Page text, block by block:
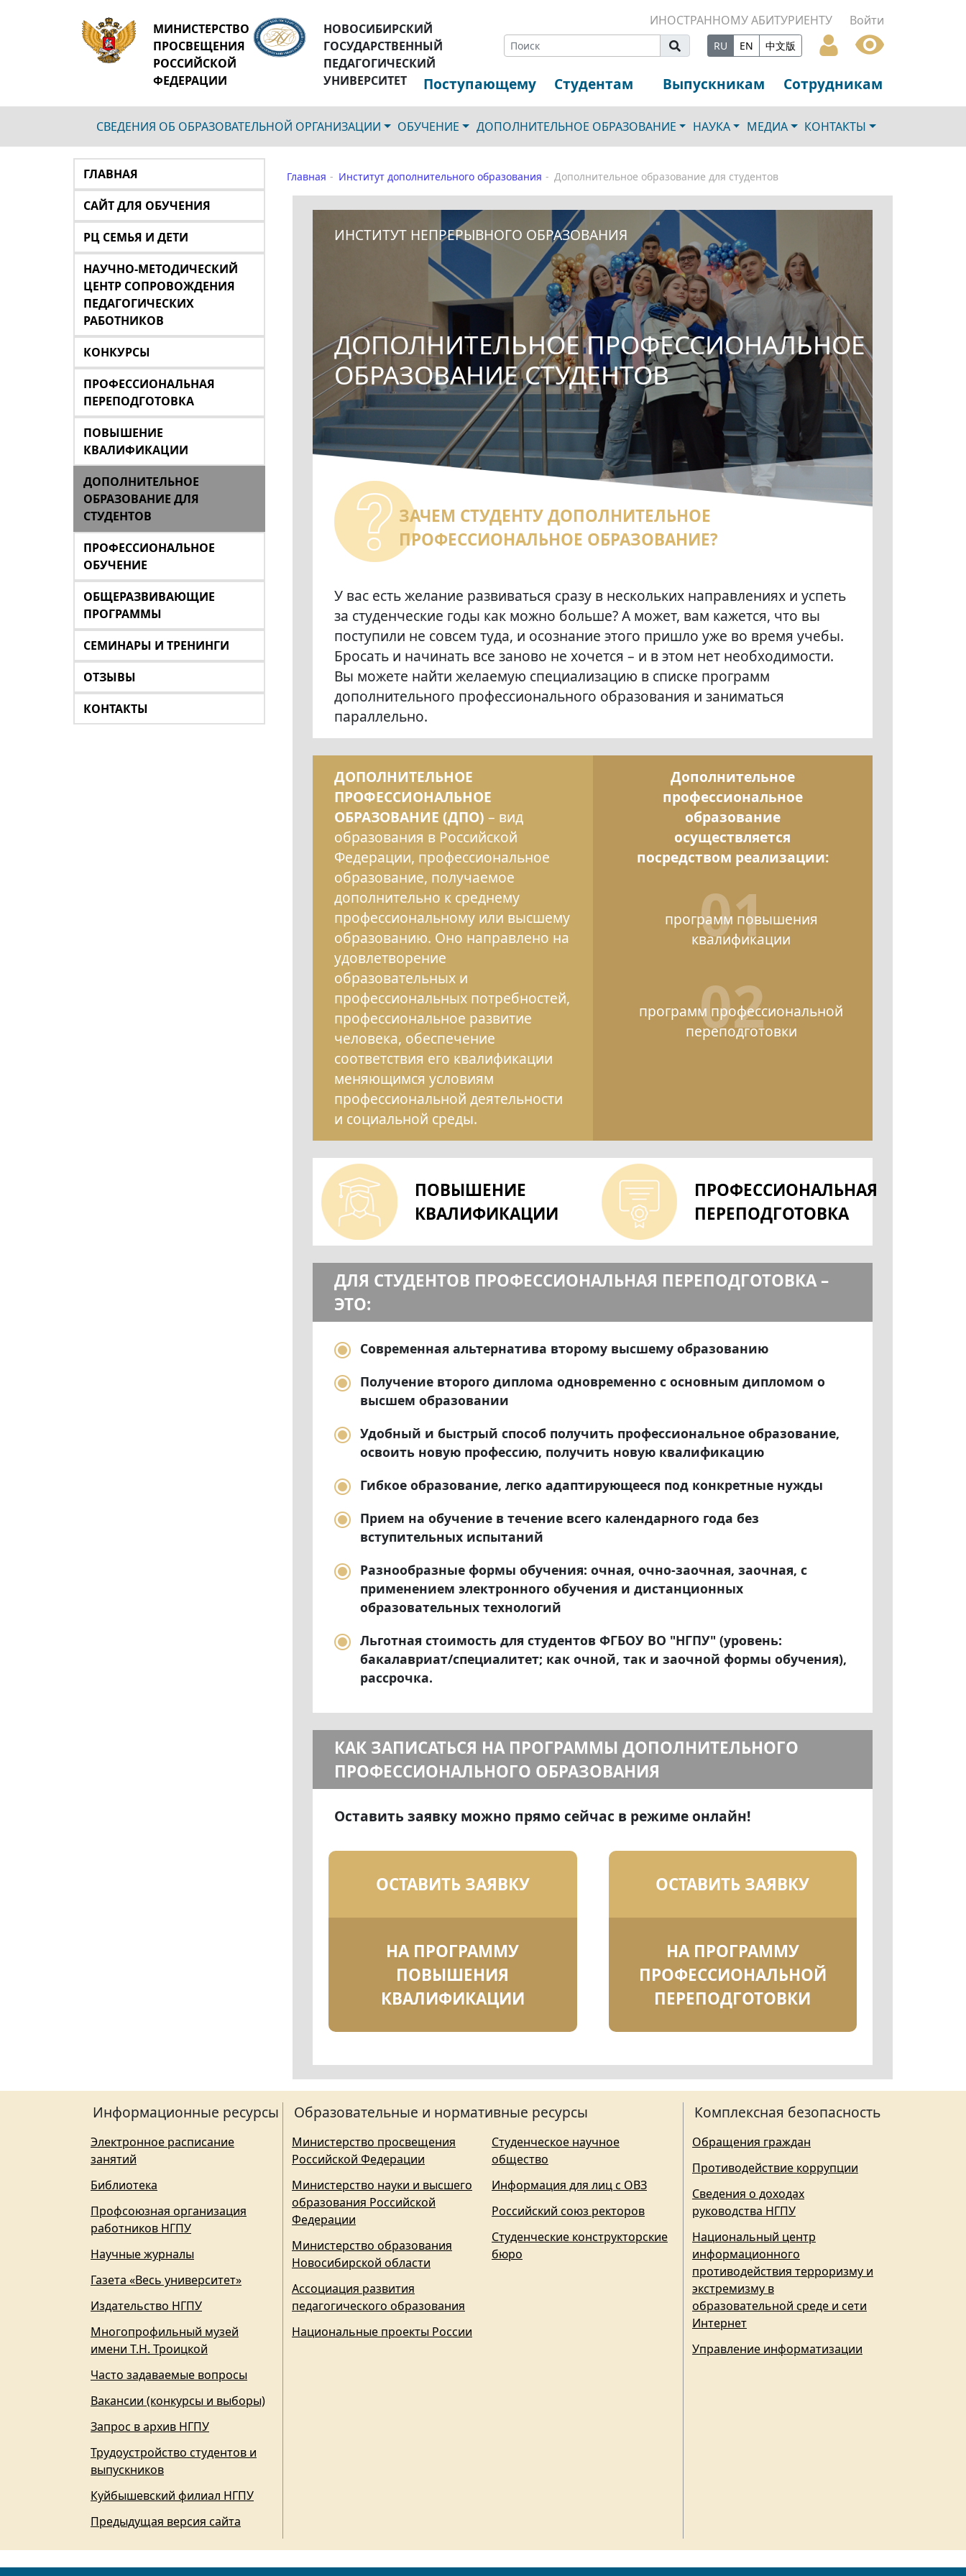
МИНИСТЕРСТВО
ПРОСВЕЩЕНИЯ
РОССИЙСКОЙ
ФЕДЕРАЦИИ
НОВОСИБИРСКИЙ
ГОСУДАРСТВЕННЫЙ
ПЕДАГОГИЧЕСКИЙ
УНИВЕРСИТЕТ
ИНОСТРАННОМУ АБИТУРИЕНТУ Войти
RU EN 中文版
Поступающему Студентам Выпускникам Сотрудникам
СВЕДЕНИЯ ОБ ОБРАЗОВАТЕЛЬНОЙ ОРГАНИЗАЦИИ ОБУЧЕНИЕ ДОПОЛНИТЕЛЬНОЕ ОБРАЗОВАНИЕ НАУКА МЕДИА КОНТАКТЫ
ГЛАВНАЯ
САЙТ ДЛЯ ОБУЧЕНИЯ
РЦ СЕМЬЯ И ДЕТИ
НАУЧНО-МЕТОДИЧЕСКИЙ
ЦЕНТР СОПРОВОЖДЕНИЯ
ПЕДАГОГИЧЕСКИХ
РАБОТНИКОВ
КОНКУРСЫ
ПРОФЕССИОНАЛЬНАЯ
ПЕРЕПОДГОТОВКА
ПОВЫШЕНИЕ
КВАЛИФИКАЦИИ
ДОПОЛНИТЕЛЬНОЕ
ОБРАЗОВАНИЕ ДЛЯ
СТУДЕНТОВ
ПРОФЕССИОНАЛЬНОЕ
ОБУЧЕНИЕ
ОБЩЕРАЗВИВАЮЩИЕ
ПРОГРАММЫ
СЕМИНАРЫ И ТРЕНИНГИ
ОТЗЫВЫ
КОНТАКТЫ
Главная Институт дополнительного образования Дополнительное образование для студентов
ИНСТИТУТ НЕПРЕРЫВНОГО ОБРАЗОВАНИЯ
ДОПОЛНИТЕЛЬНОЕ ПРОФЕССИОНАЛЬНОЕ
ОБРАЗОВАНИЕ СТУДЕНТОВ
ЗАЧЕМ СТУДЕНТУ ДОПОЛНИТЕЛЬНОЕ
ПРОФЕССИОНАЛЬНОЕ ОБРАЗОВАНИЕ?
У вас есть желание развиваться сразу в нескольких направлениях и успеть
за студенческие годы как можно больше? А может, вам кажется, что вы
поступили не совсем туда, и осознание этого пришло уже во время учебы.
Бросать и начинать все заново не хочется – и в этом нет необходимости.
Вы можете найти желаемую специализацию в списке программ
дополнительного профессионального образования и заниматься
параллельно.
ДОПОЛНИТЕЛЬНОЕ
ПРОФЕССИОНАЛЬНОЕ
ОБРАЗОВАНИЕ (ДПО) – вид
образования в Российской
Федерации, профессиональное
образование, получаемое
дополнительно к среднему
профессиональному или высшему
образованию. Оно направлено на
удовлетворение
образовательных и
профессиональных потребностей,
профессиональное развитие
человека, обеспечение
соответствия его квалификации
меняющимся условиям
профессиональной деятельности
и социальной среды.
Дополнительное
профессиональное
образование
осуществляется
посредством реализации:
01
программ повышения
квалификации
02
программ профессиональной
переподготовки
ПОВЫШЕНИЕ
КВАЛИФИКАЦИИ
ПРОФЕССИОНАЛЬНАЯ
ПЕРЕПОДГОТОВКА
ДЛЯ СТУДЕНТОВ ПРОФЕССИОНАЛЬНАЯ ПЕРЕПОДГОТОВКА –
ЭТО:
Современная альтернатива второму высшему образованию
Получение второго диплома одновременно с основным дипломом о
высшем образовании
Удобный и быстрый способ получить профессиональное образование,
освоить новую профессию, получить новую квалификацию
Гибкое образование, легко адаптирующееся под конкретные нужды
Прием на обучение в течение всего календарного года без
вступительных испытаний
Разнообразные формы обучения: очная, очно-заочная, заочная, с
применением электронного обучения и дистанционных
образовательных технологий
Льготная стоимость для студентов ФГБОУ ВО "НГПУ" (уровень:
бакалавриат/специалитет; как очной, так и заочной формы обучения),
рассрочка.
КАК ЗАПИСАТЬСЯ НА ПРОГРАММЫ ДОПОЛНИТЕЛЬНОГО
ПРОФЕССИОНАЛЬНОГО ОБРАЗОВАНИЯ
Оставить заявку можно прямо сейчас в режиме онлайн!
ОСТАВИТЬ ЗАЯВКУ
НА ПРОГРАММУ
ПОВЫШЕНИЯ
КВАЛИФИКАЦИИ
ОСТАВИТЬ ЗАЯВКУ
НА ПРОГРАММУ
ПРОФЕССИОНАЛЬНОЙ
ПЕРЕПОДГОТОВКИ
Информационные ресурсы
Электронное расписание
занятий
Библиотека
Профсоюзная организация
работников НГПУ
Научные журналы
Газета «Весь университет»
Издательство НГПУ
Многопрофильный музей
имени Т.Н. Троицкой
Часто задаваемые вопросы
Вакансии (конкурсы и выборы)
Запрос в архив НГПУ
Трудоустройство студентов и
выпускников
Куйбышевский филиал НГПУ
Предыдущая версия сайта
Образовательные и нормативные ресурсы
Министерство просвещения
Российской Федерации
Министерство науки и высшего
образования Российской
Федерации
Министерство образования
Новосибирской области
Ассоциация развития
педагогического образования
Национальные проекты России
Студенческое научное
общество
Информация для лиц с ОВЗ
Российский союз ректоров
Студенческие конструкторские
бюро
Комплексная безопасность
Обращения граждан
Противодействие коррупции
Сведения о доходах
руководства НГПУ
Национальный центр
информационного
противодействия терроризму и
экстремизму в
образовательной среде и сети
Интернет
Управление информатизации